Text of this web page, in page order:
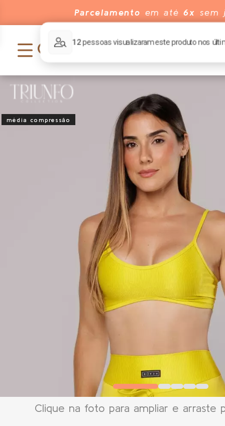
Parcelamento em até6x sem
média compressão
Clique na foto para ampliar e arraste